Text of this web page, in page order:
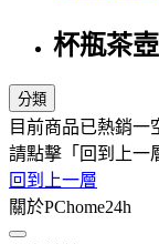
杯瓶茶
分類
目前商品已熱銷一
請點擊「回到上一
回到上一層
關於PChome24h